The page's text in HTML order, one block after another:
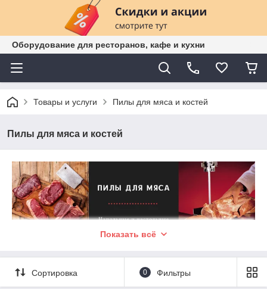
Оборудование для ресторанов, кафе и кухни
Товары и услуги Пилы для мяса и костей
Пилы для мяса и костей
Показать всё
Сортировка 0 Фильтры